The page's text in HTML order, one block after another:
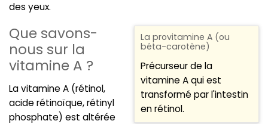
des yeux.
La provitamine A (ou
béta-carotène)
Précurseur de la
vitamine A qui est
transformé par l'intestin
en rétinol.
Que savons-
nous sur la
vitamine A ?
La vitamine A (rétinol,
acide rétinoïque, rétinyl
phosphate) est altérée